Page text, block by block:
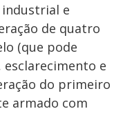
e
de quatro
(que pode
esclarecimento e
do primeiro
armado com